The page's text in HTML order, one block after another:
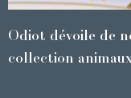
Odiot dévoile de
collection